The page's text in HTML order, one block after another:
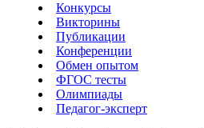
Конкурсы
Викторины
Публикации
Конференции
Обмен опытом
ФГОС тесты
Олимпиады
Педагог-эксперт